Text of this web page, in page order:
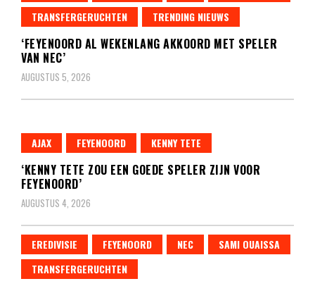
TRANSFERGERUCHTEN
TRENDING NIEUWS
‘FEYENOORD AL WEKENLANG AKKOORD MET SPELER
VAN NEC’
AUGUSTUS 5, 2026
AJAX FEYENOORD KENNY TETE
‘KENNY TETE ZOU EEN GOEDE SPELER ZIJN VOOR
FEYENOORD’
AUGUSTUS 4, 2026
EREDIVISIE FEYENOORD NEC
SAMI OUAISSA
TRANSFERGERUCHTEN